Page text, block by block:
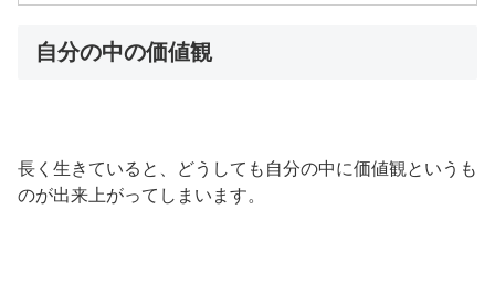
自分の中の価値観
長く生きていると、どうしても自分の中に価値観というも
のが出来上がってしまいます。